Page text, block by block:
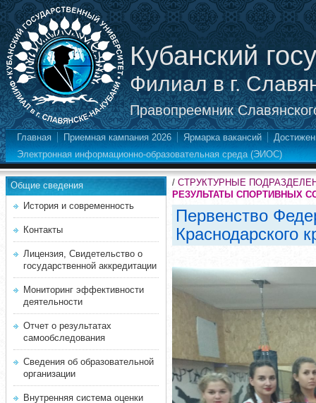
Кубанский
Филиал в г.
Правопреемник
Главная Приемная кампания 2026 Ярмарка вакансий
Электронная информационно-образовательная среда (ЭИОС)
Общие сведения
История и современность
Контакты
Лицензия, Свидетельство о
государственной аккредитации
Мониторинг эффективности
деятельности
Отчет о результатах
самообследования
Сведения об образовательной
организации
Внутренняя система оценки
/ СТРУКТУРНЫЕ
РЕЗУЛЬТАТЫ СПОРТИВНЫХ
Первенство
Краснодарского